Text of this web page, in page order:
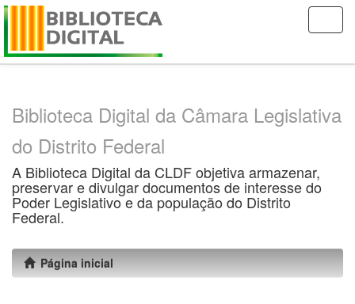
Skip
Biblioteca Digital da Câmara Legislativa
do Distrito Federal
A Biblioteca Digital da CLDF objetiva armazenar,
preservar e divulgar documentos de interesse do
Poder Legislativo e da população do Distrito
Federal.
Página inicial